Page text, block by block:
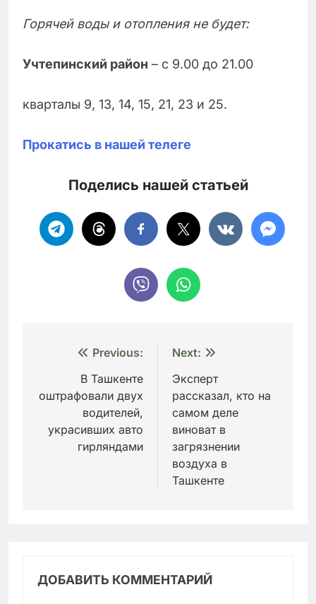
Горячей воды и отопления не будет:
Учтепинский район – с 9.00 до 21.00
кварталы 9, 13, 14, 15, 21, 23 и 25.
Прокатись в нашей телеге
Поделись нашей статьей
Навигация
записям
Previous:
В Ташкенте
оштрафовали двух
водителей,
украсивших авто
гирляндами
Next:
Эксперт
рассказал, кто на
самом деле
виноват в
загрязнении
воздуха в
Ташкенте
ДОБАВИТЬ КОММЕНТАРИЙ